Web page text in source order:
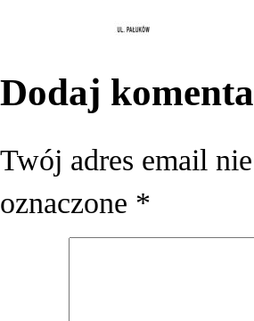
Dodaj
Twój adres email
oznaczone *